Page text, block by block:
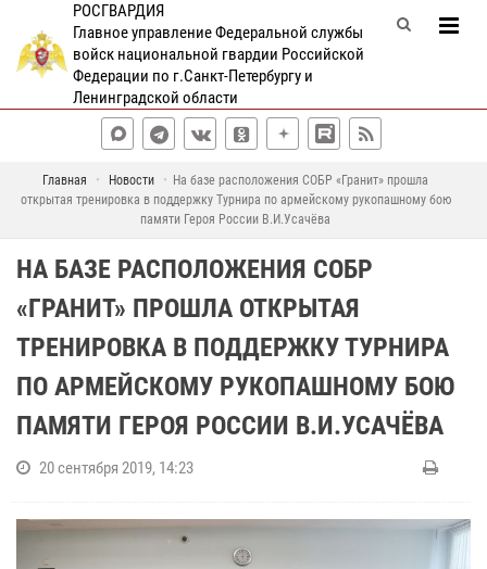
РОСГВАРДИЯ
Главное управление Федеральной службы
войск национальной гвардии Российской
Федерации по г.Санкт-Петербургу и
Ленинградской области
Главная Новости
На базе расположения СОБР «Гранит» прошла
открытая тренировка в поддержку Турнира по армейскому рукопашному бою
памяти Героя России В.И.Усачёва
НА БАЗЕ РАСПОЛОЖЕНИЯ СОБР
«ГРАНИТ» ПРОШЛА ОТКРЫТАЯ
ТРЕНИРОВКА В ПОДДЕРЖКУ ТУРНИРА
ПО АРМЕЙСКОМУ РУКОПАШНОМУ БОЮ
ПАМЯТИ ГЕРОЯ РОССИИ В.И.УСАЧЁВА
20 сентября 2019, 14:23